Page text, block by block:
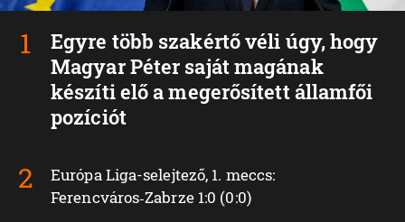
Egyre több szakértő véli úgy, hogy
Magyar Péter saját magának
készíti elő a megerősített államfői
pozíciót
Európa Liga-selejtező, 1. meccs:
Ferencváros‑Zabrze 1:0 (0:0)